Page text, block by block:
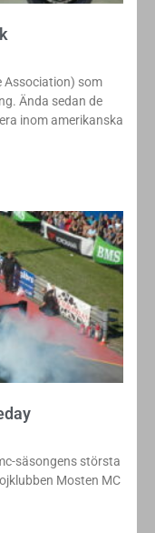
Association) som
Ända sedan de
inom amerikanska
säsongens största
Mosten MC